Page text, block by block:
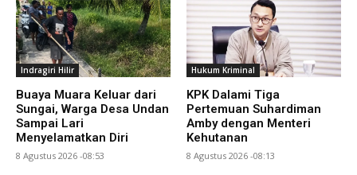
Indragiri Hilir
Buaya Muara Keluar dari
Sungai, Warga Desa Undan
Sampai Lari
Menyelamatkan Diri
8 Agustus 2026 -08:53
Hukum Kriminal
KPK Dalami Tiga
Pertemuan Suhardiman
Amby dengan Menteri
Kehutanan
8 Agustus 2026 -08:13